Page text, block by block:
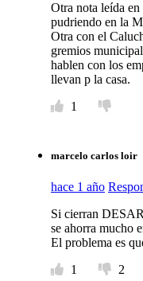
Otra nota leída en
pudriendo en la
Otra con el
gremios
hablen con los
llevan p la casa.
1
marcelo carlos loir
hace 1 año
Si cierran
se ahorra mucho
El problema es
1
2